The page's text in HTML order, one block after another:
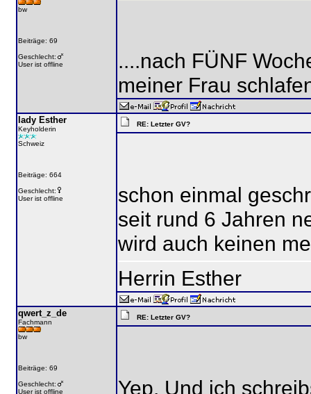
bw
Beiträge: 69
Geschlecht:
User ist offline
....nach FÜNF
meiner Frau
lady Esther
Keyholderin
Schweiz
Beiträge: 664
Geschlecht:
User ist offline
RE: Letzter GV?
schon einmal
seit rund 6 Jahren
wird auch keinen
Herrin Esther
qwert_z_de
Fachmann
bw
Beiträge: 69
Geschlecht:
User ist offline
RE: Letzter GV?
Yep. Und ich